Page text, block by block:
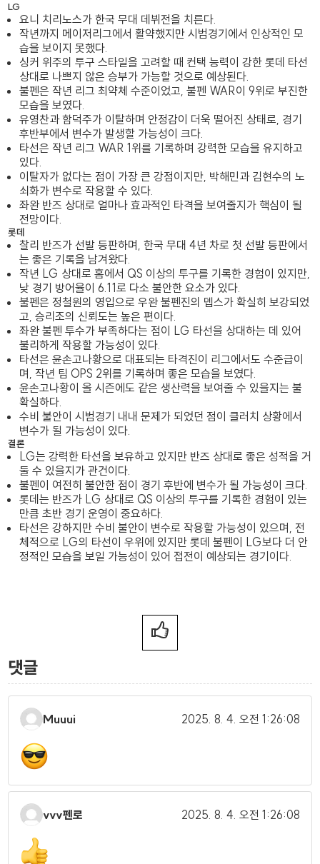
LG
요니 치리노스가 한국 무대 데뷔전을 치른다.
작년까지 메이저리그에서 활약했지만 시범경기에서 인상적인 모
습을 보이지 못했다.
싱커 위주의 투구 스타일을 고려할 때 컨택 능력이 강한 롯데 타선
상대로 나쁘지 않은 승부가 가능할 것으로 예상된다.
불펜은 작년 리그 최약체 수준이었고, 불펜 WAR이 9위로 부진한
모습을 보였다.
유영찬과 함덕주가 이탈하며 안정감이 더욱 떨어진 상태로, 경기
후반부에서 변수가 발생할 가능성이 크다.
타선은 작년 리그 WAR 1위를 기록하며 강력한 모습을 유지하고
있다.
이탈자가 없다는 점이 가장 큰 강점이지만, 박해민과 김현수의 노
쇠화가 변수로 작용할 수 있다.
좌완 반즈 상대로 얼마나 효과적인 타격을 보여줄지가 핵심이 될
전망이다.
롯데
찰리 반즈가 선발 등판하며, 한국 무대 4년 차로 첫 선발 등판에서
는 좋은 기록을 남겨왔다.
작년 LG 상대로 홈에서 QS 이상의 투구를 기록한 경험이 있지만,
낮 경기 방어율이 6.11로 다소 불안한 요소가 있다.
불펜은 정철원의 영입으로 우완 불펜진의 뎁스가 확실히 보강되었
고, 승리조의 신뢰도는 높은 편이다.
좌완 불펜 투수가 부족하다는 점이 LG 타선을 상대하는 데 있어
불리하게 작용할 가능성이 있다.
타선은 윤손고나황으로 대표되는 타격진이 리그에서도 수준급이
며, 작년 팀 OPS 2위를 기록하며 좋은 모습을 보였다.
윤손고나황이 올 시즌에도 같은 생산력을 보여줄 수 있을지는 불
확실하다.
수비 불안이 시범경기 내내 문제가 되었던 점이 클러치 상황에서
변수가 될 가능성이 있다.
결론
LG는 강력한 타선을 보유하고 있지만 반즈 상대로 좋은 성적을 거
둘 수 있을지가 관건이다.
불펜이 여전히 불안한 점이 경기 후반에 변수가 될 가능성이 크다.
롯데는 반즈가 LG 상대로 QS 이상의 투구를 기록한 경험이 있는
만큼 초반 경기 운영이 중요하다.
타선은 강하지만 수비 불안이 변수로 작용할 가능성이 있으며, 전
체적으로 LG의 타선이 우위에 있지만 롯데 불펜이 LG보다 더 안
정적인 모습을 보일 가능성이 있어 접전이 예상되는 경기이다.
댓글
Muuui 2025. 8. 4. 오전 1:26:08
vvv펜로 2025. 8. 4. 오전 1:26:08